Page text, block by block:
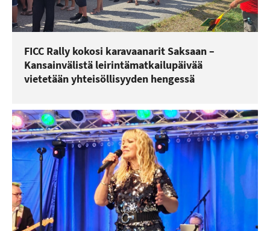
FICC Rally kokosi karavaanarit Saksaan –
Kansainvälistä leirintämatkailupäivää
vietetään yhteisöllisyyden hengessä